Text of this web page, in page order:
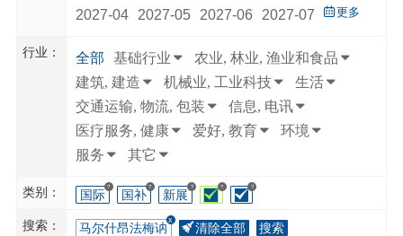
2027-04
2027-05 2027-06 2027-07 更多
行业： 全部 基础行业
农业, 林业, 渔业和食品
建筑, 建造
机械业, 工业科技
生活
交通运输, 物流, 包装
信息, 电讯
医疗服务, 健康
爱好, 教育
环境
服务
其它
类别： 国际
?
国补
?
新展
? ? ?
搜索： 马尔什昂法梅讷 清除全部 搜索